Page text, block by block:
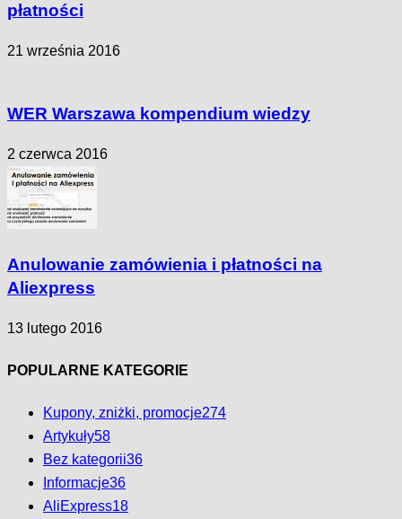
płatności
21 września 2016
WER Warszawa kompendium wiedzy
2 czerwca 2016
Anulowanie zamówienia i płatności na
Aliexpress
13 lutego 2016
POPULARNE KATEGORIE
Kupony, zniżki, promocje274
Artykuły58
Bez kategorii36
Informacje36
AliExpress18